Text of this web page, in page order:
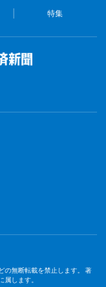
特集
の無断転載を禁止します。 著
します。